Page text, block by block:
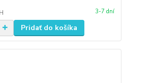
3-7 dní
Pridať do košíka